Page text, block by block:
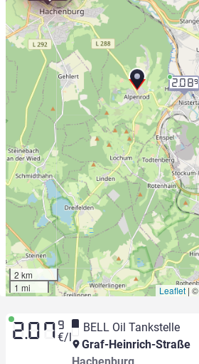
2.089
2 km
1 mi
Leaflet | ©
2.07 9
€/l
BELL Oil Tankstelle
Graf-Heinrich-Straße